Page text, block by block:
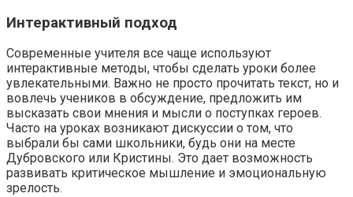
Интерактивный подход
Современные учителя все чаще используют
интерактивные методы, чтобы сделать уроки более
увлекательными. Важно не просто прочитать текст, но и
вовлечь учеников в обсуждение, предложить им
высказать свои мнения и мысли о поступках героев.
Часто на уроках возникают дискуссии о том, что
выбрали бы сами школьники, будь они на месте
Дубровского или Кристины. Это дает возможность
развивать критическое мышление и эмоциональную
зрелость.